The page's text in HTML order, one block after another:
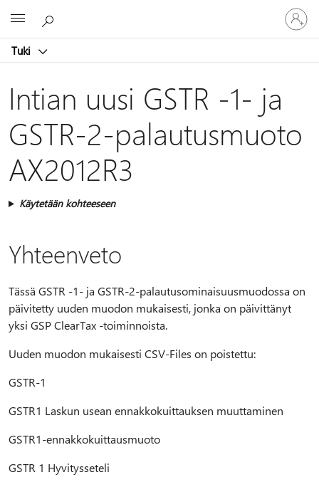
Tuki
Kirjaudu
sisään
tilille
Intian uusi GSTR -1- ja
GSTR-2-palautusmuoto
AX2012R3
Käytetään kohteeseen
Yhteenveto
Tässä GSTR -1- ja GSTR-2-palautusominaisuusmuodossa on
päivitetty uuden muodon mukaisesti, jonka on päivittänyt
yksi GSP ClearTax -toiminnoista.
Uuden muodon mukaisesti CSV-Files on poistettu:
GSTR-1
GSTR1 Laskun usean ennakkokuittauksen muuttaminen
GSTR1-ennakkokuittausmuoto
GSTR 1 Hyvitysseteli